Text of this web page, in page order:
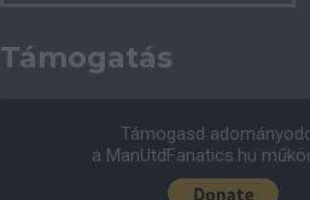
Támogatás
Támogasd
a ManUtdFanatics.hu